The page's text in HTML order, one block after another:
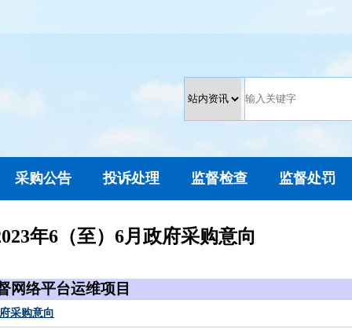
采购公告 投诉处理 监督检查 监督处罚
年6（至）6月政府采购意向
网络平台运维项目
采购意向